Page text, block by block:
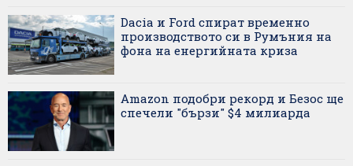
Dacia и Ford спират временно
производството си в Румъния на
фона на енергийната криза
Amazon подобри рекорд и Безос ще
спечели "бързи" $4 милиарда